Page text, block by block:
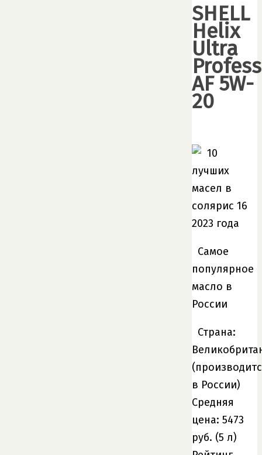
SHELL
Helix
Ultra
AF 5W-
20
Самое
популярное
масло в
России
Страна:
в России)
Средняя
цена: 5473
руб. (5 л)